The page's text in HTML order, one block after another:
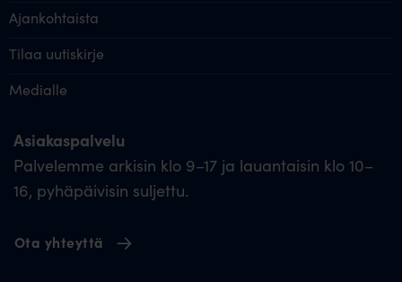
Ajankohtaista
Tilaa uutiskirje
Medialle
Asiakaspalvelu
Palvelemme arkisin klo 9–17 ja lauantaisin klo 10–
16, pyhäpäivisin suljettu.
Ota yhteyttä